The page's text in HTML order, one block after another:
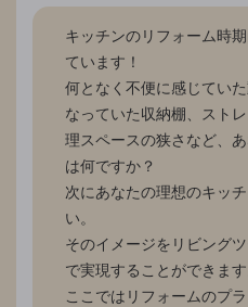
キッチンのリフォーム時
ています！
何となく不便に感じてい
なっていた収納棚、スト
理スペースの狭さなど、
は何ですか？
次にあなたの理想のキッ
い。
そのイメージをリビング
で実現することができます
ここではリフォームのプ